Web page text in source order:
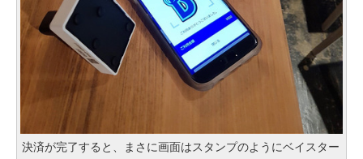
決済が完了すると、まさに画面はスタンプのようにベイスター